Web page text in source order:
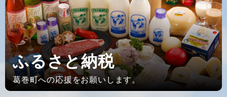
ふるさと納税
葛巻町への応援をお願いします。